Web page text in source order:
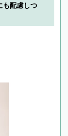
も配慮しつ